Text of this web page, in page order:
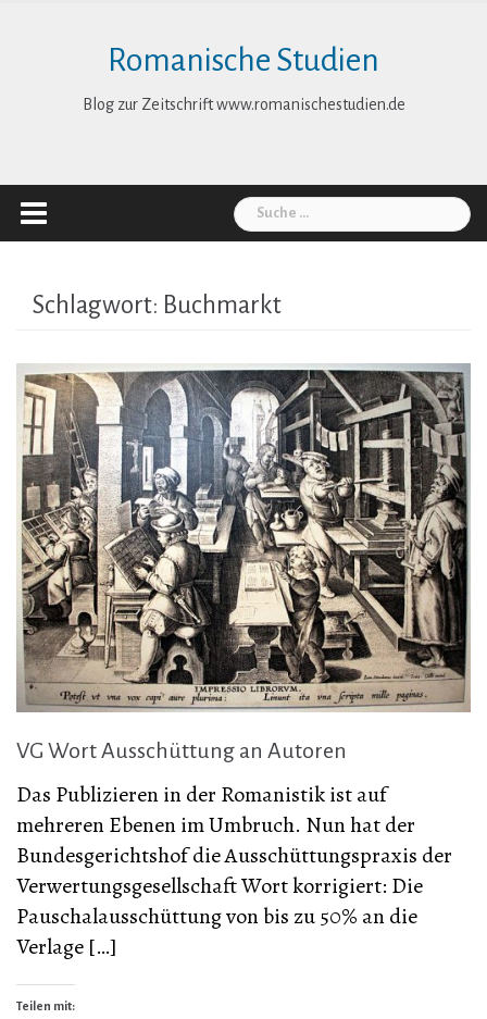
Romanische Studien
Blog zur Zeitschrift www.romanischestudien.de
Suche
nach:
Schlagwort: Buchmarkt
VG Wort Ausschüttung an Autoren
Das Publizieren in der Romanistik ist auf
mehreren Ebenen im Umbruch. Nun hat der
Bundesgerichtshof die Ausschüttungspraxis der
Verwertungsgesellschaft Wort korrigiert: Die
Pauschalausschüttung von bis zu 50% an die
Verlage […]
Teilen mit: